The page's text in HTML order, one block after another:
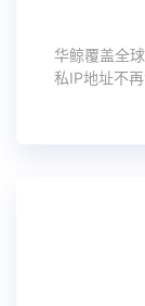
华鲸覆盖全
私IP地址不